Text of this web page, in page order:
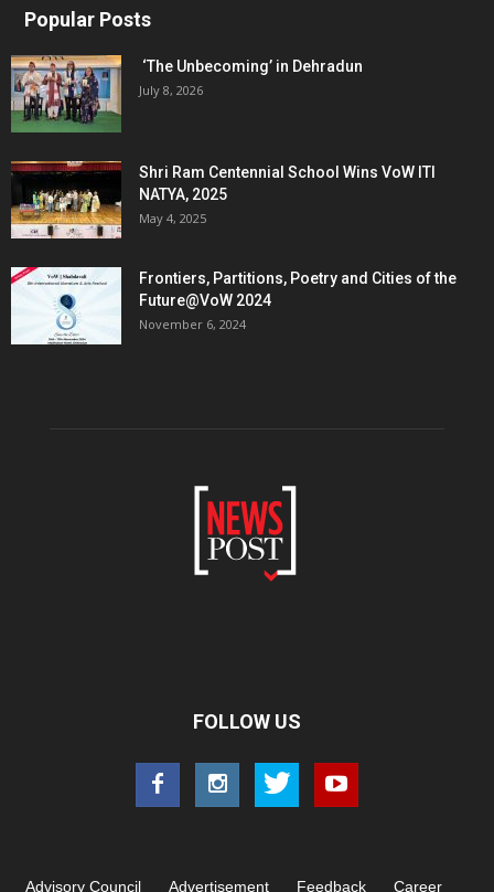
Popular Posts
‘The Unbecoming’ in Dehradun
July 8, 2026
Shri Ram Centennial School Wins VoW ITI
NATYA, 2025
May 4, 2025
Frontiers, Partitions, Poetry and Cities of the
Future@VoW 2024
November 6, 2024
FOLLOW US
Advisory Council Advertisement Feedback Career